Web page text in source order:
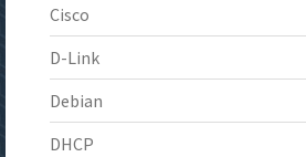
Cisco
D-Link
Debian
DHCP